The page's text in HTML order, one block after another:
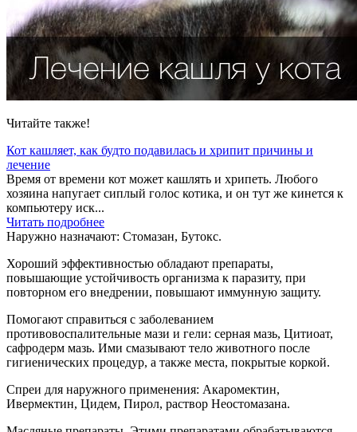
Читайте также!
Кот кашляет, как будто подавилась и хрипит причины и
лечение
Время от времени кот может кашлять и хрипеть. Любого
хозяина напугает сиплый голос котика, и он тут же кинется к
компьютеру иск...
Читать подробнее
Наружно назначают: Стомазан, Бутокс.
Хороший эффективностью обладают препараты,
повышающие устойчивость организма к паразиту, при
повторном его внедрении, повышают иммунную защиту.
Помогают справиться с заболеванием
противовоспалительные мази и гели: серная мазь, Цитиоат,
сафродерм мазь. Ими смазывают тело животного после
гигиенических процедур, а также места, покрытые коркой.
Спреи для наружного применения: Акаромектин,
Ивермектин, Цидем, Пирол, раствор Неостомазана.